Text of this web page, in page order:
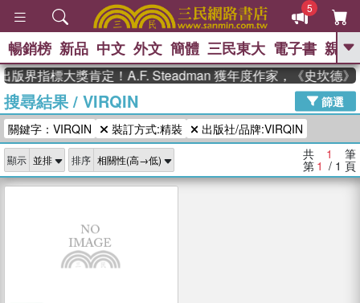
5
GO
高希均教授回憶錄
、 The Odyssey 、 父親節 、 如果歷
史是一群喵 、 暑期推薦 、 國際布克
獎 臺灣漫遊錄 、 方念華 、 台灣的李
登輝時代
數學女孩：黎曼猜想 、
偉大的迷走神經
暢銷榜 新品 中文 外文 簡體 三民東大 電子書 親子
版界指標大獎肯定！A.F. Steadman 獲年度作家，《史坎德》
搜尋結果/ VIRQIN
篩選
關鍵字：VIRQIN
裝訂方式:精裝 出版社/品牌:VIRQIN
顯示 排序 共 1 筆
第 1 / 1 頁